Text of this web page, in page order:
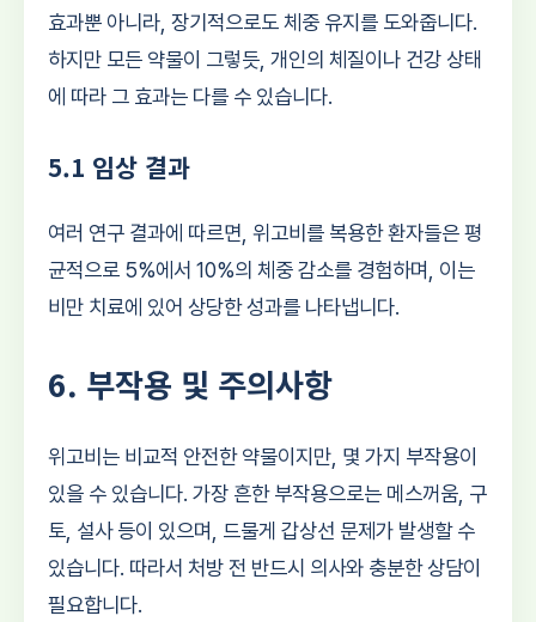
효과뿐 아니라, 장기적으로도 체중 유지를 도와줍니다.
하지만 모든 약물이 그렇듯, 개인의 체질이나 건강 상태
에 따라 그 효과는 다를 수 있습니다.
5.1 임상 결과
여러 연구 결과에 따르면, 위고비를 복용한 환자들은 평
균적으로 5%에서 10%의 체중 감소를 경험하며, 이는
비만 치료에 있어 상당한 성과를 나타냅니다.
6. 부작용 및 주의사항
위고비는 비교적 안전한 약물이지만, 몇 가지 부작용이
있을 수 있습니다. 가장 흔한 부작용으로는 메스꺼움, 구
토, 설사 등이 있으며, 드물게 갑상선 문제가 발생할 수
있습니다. 따라서 처방 전 반드시 의사와 충분한 상담이
필요합니다.